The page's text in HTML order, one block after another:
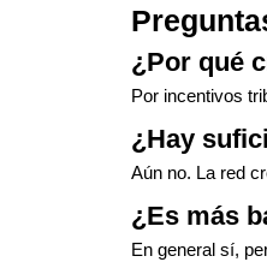
¿Por qué
Por incentivos
¿Hay
Aún no. La red
¿Es más
En general sí,